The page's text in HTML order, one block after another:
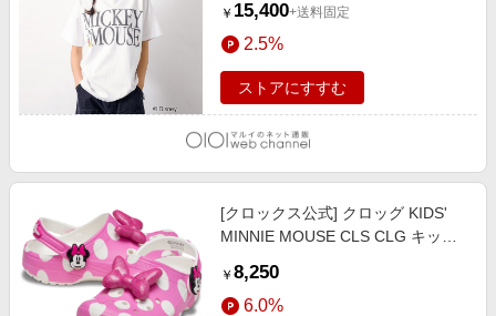
￥ 15,400+送料固定
2.5%
ストアにすすむ
[クロックス公式] クロッグ KIDS'
MINNIE MOUSE CLS CLG キッ
【18～21cm】ミニーマウス / クラ
シック クロッグ
￥ 8,250
6.0%